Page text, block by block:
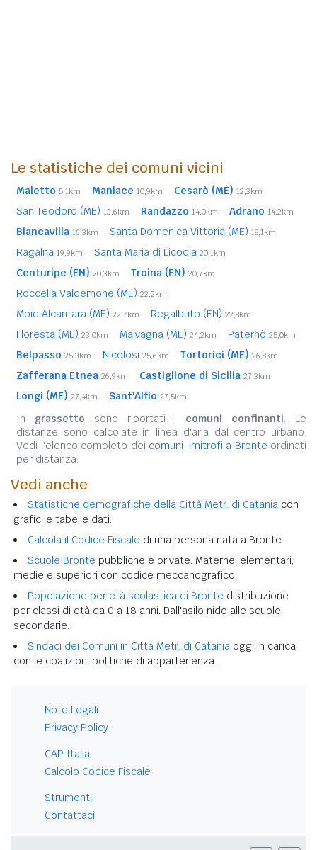
Le statistiche dei comuni vicini
Maletto 5,1km Maniace 10,9km Cesarò (ME) 12,3km
San Teodoro (ME) 13,6km Randazzo 14,0km Adrano 14,2km
Biancavilla 16,3km Santa Domenica Vittoria (ME) 18,1km
Ragalna 19,9km Santa Maria di Licodia 20,1km
Centuripe (EN) 20,3km Troina (EN) 20,7km
Roccella Valdemone (ME) 22,2km
Moio Alcantara (ME) 22,7km Regalbuto (EN) 22,8km
Floresta (ME) 23,0km Malvagna (ME) 24,2km Paternò 25,0km
Belpasso 25,3km Nicolosi 25,6km Tortorici (ME) 26,8km
Zafferana Etnea 26,9km Castiglione di Sicilia 27,3km
Longi (ME) 27,4km Sant'Alfio 27,5km
In grassetto sono riportati i comuni confinanti. Le
distanze sono calcolate in linea d'aria dal centro urbano.
Vedi l'elenco completo dei comuni limitrofi a Bronte ordinati
per distanza.
Vedi anche
Statistiche demografiche della Città Metr. di Catania con
grafici e tabelle dati.
Calcola il Codice Fiscale di una persona nata a Bronte.
Scuole Bronte pubbliche e private. Materne, elementari,
medie e superiori con codice meccanografico.
Popolazione per età scolastica di Bronte distribuzione
per classi di età da 0 a 18 anni. Dall'asilo nido alle scuole
secondarie.
Sindaci dei Comuni in Città Metr. di Catania oggi in carica
con le coalizioni politiche di appartenenza.
Note Legali
Privacy Policy
CAP Italia
Calcolo Codice Fiscale
Strumenti
Contattaci